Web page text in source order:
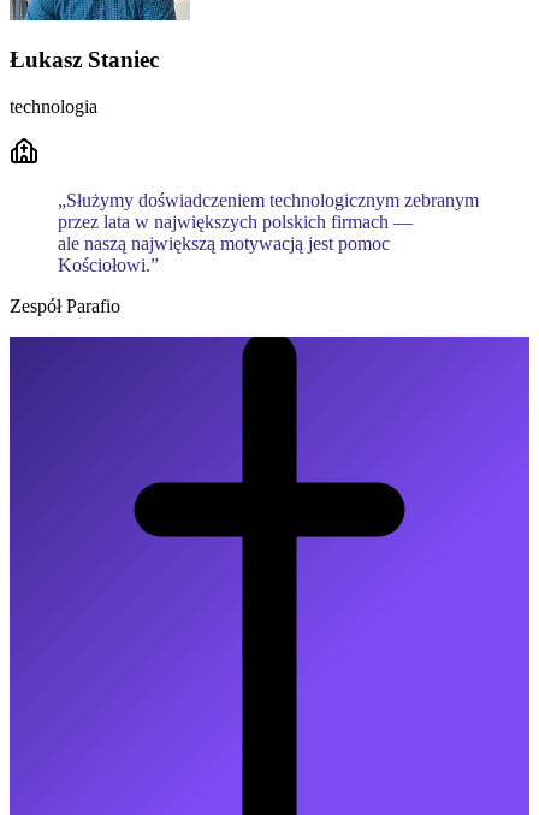
Łukasz Staniec
technologia
„Służymy doświadczeniem technologicznym zebranym
przez lata w największych polskich firmach —
ale naszą największą motywacją jest pomoc
Kościołowi.”
Zespół Parafio